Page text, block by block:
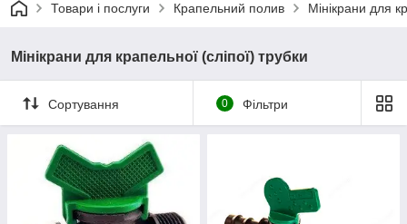
Товари і послуги Крапельний полив Мінікрани для
Мінікрани для крапельної (сліпої) трубки
Сортування 0 Фільтри